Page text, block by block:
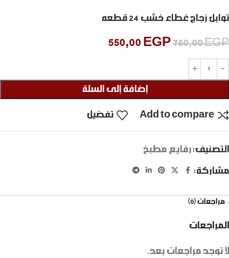
توابل زجاج غطاء خشب 24 قطعه
750,00EGP
550,00 EGP
إضافة إلى السلة
Add to compare تفضيل
التصنيف:رفايع مطبخ
مشاركة:
مراجعات (0)
المراجعات
لا توجد مراجعات بعد.